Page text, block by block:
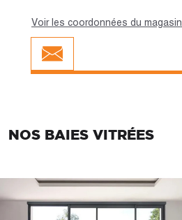
Voir les coordonnées du magasin
NOS BAIES VITRÉES